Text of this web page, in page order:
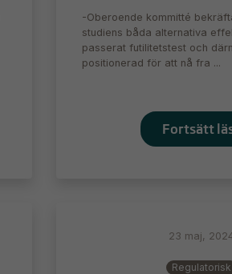
-Oberoende kommitté
studiens båda alternativa
passerat futilitetstest och
positionerad för att nå fra ...
Fortsätt
23 maj,
Regulatorisk